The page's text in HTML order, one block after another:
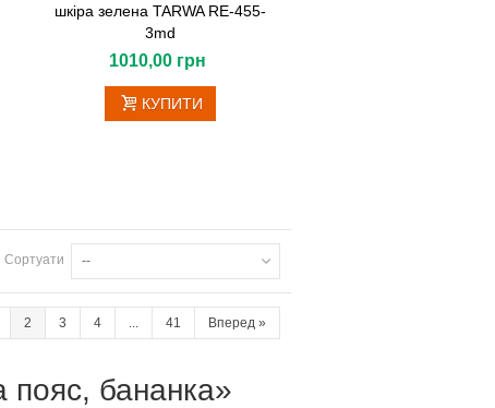
шкіра зелена TARWA RE-455-
3md
1010,00 грн
КУПИТИ
Сортуати --
2 3 4 41 Вперед »
пояс, бананка»